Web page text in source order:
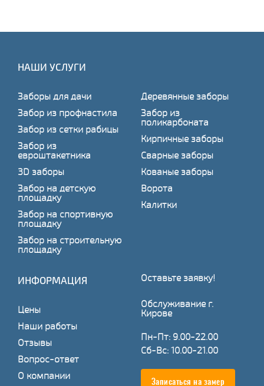
НАШИ УСЛУГИ
Заборы для дачи
Забор из профнастила
Забор из сетки рабицы
Забор из
евроштакетника
3D заборы
Забор на детскую
площадку
Забор на спортивную
площадку
Забор на строительную
площадку
Деревянные заборы
Забор из
поликарбоната
Кирпичные заборы
Сварные заборы
Кованые заборы
Ворота
Калитки
ИНФОРМАЦИЯ
Цены
Наши работы
Отзывы
Вопрос-ответ
О компании
Оставьте заявку!
Обслуживание г.
Кирове
Пн-Пт: 9.00-22.00
Сб-Вс: 10.00-21.00
Записаться на замер